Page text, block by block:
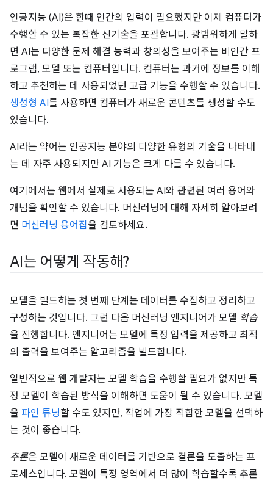
인공지능 (AI)은 한때 인간의 입력이 필요했지만 이제 컴퓨터가
수행할 수 있는 복잡한 신기술을 포괄합니다. 광범위하게 말하
면 AI는 다양한 문제 해결 능력과 창의성을 보여주는 비인간 프
로그램, 모델 또는 컴퓨터입니다. 컴퓨터는 과거에 정보를 이해
하고 추천하는 데 사용되었던 고급 기능을 수행할 수 있습니다.
생성형 AI를 사용하면 컴퓨터가 새로운 콘텐츠를 생성할 수도
있습니다.
AI라는 약어는 인공지능 분야의 다양한 유형의 기술을 나타내
는 데 자주 사용되지만 AI 기능은 크게 다를 수 있습니다.
여기에서는 웹에서 실제로 사용되는 AI와 관련된 여러 용어와
개념을 확인할 수 있습니다. 머신러닝에 대해 자세히 알아보려
면 머신러닝 용어집 을 검토하세요.
AI는 어떻게 작동해?
모델을 빌드하는 첫 번째 단계는 데이터를 수집하고 정리하고
구성하는 것입니다. 그런 다음 머신러닝 엔지니어가 모델 학습
을 진행합니다. 엔지니어는 모델에 특정 입력을 제공하고 최적
의 출력을 보여주는 알고리즘을 빌드합니다.
일반적으로 웹 개발자는 모델 학습을 수행할 필요가 없지만 특
정 모델이 학습된 방식을 이해하면 도움이 될 수 있습니다. 모델
을 파인 튜닝할 수도 있지만, 작업에 가장 적합한 모델을 선택하
는 것이 좋습니다.
추론은 모델이 새로운 데이터를 기반으로 결론을 도출하는 프
로세스입니다. 모델이 특정 영역에서 더 많이 학습할수록 추론